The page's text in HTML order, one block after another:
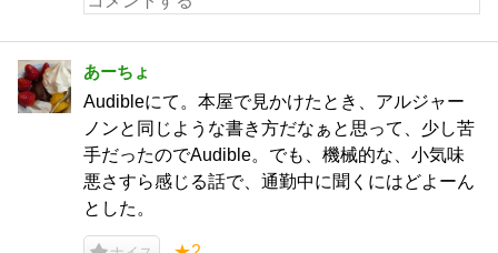
あーちょ
Audibleにて。本屋で見かけたとき、アルジャー
ノンと同じような書き方だなぁと思って、少し苦
手だったのでAudible。でも、機械的な、小気味
悪さすら感じる話で、通勤中に聞くにはどよーん
とした。